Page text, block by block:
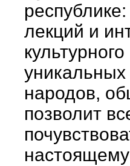
лекций и
народов,
позволит